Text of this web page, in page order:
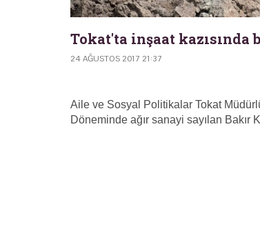
Tokat'ta inşaat kazısında
24 AĞUSTOS 2017 21:37
Aile ve Sosyal Politikalar Tokat
Döneminde ağır sanayi sayılan Bakır